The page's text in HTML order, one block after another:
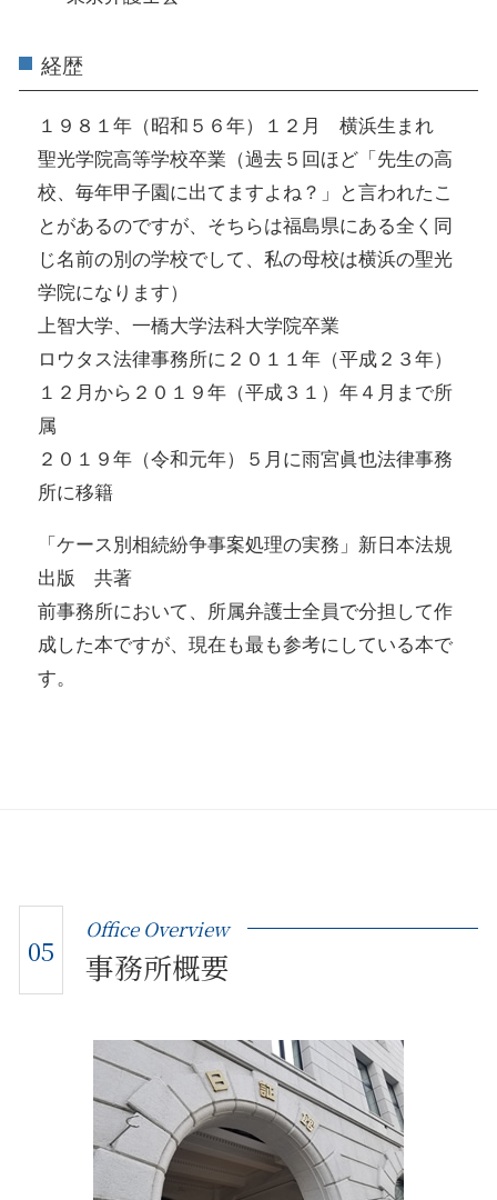
経歴
１９８１年（昭和５６年）１２月 横浜生まれ
聖光学院高等学校卒業（過去５回ほど「先生の高
校、毎年甲子園に出てますよね？」と言われたこ
とがあるのですが、そちらは福島県にある全く同
じ名前の別の学校でして、私の母校は横浜の聖光
学院になります）
上智大学、一橋大学法科大学院卒業
ロウタス法律事務所に２０１１年（平成２３年）
１２月から２０１９年（平成３１）年４月まで所
属
２０１９年（令和元年）５月に雨宮眞也法律事務
所に移籍
「ケース別相続紛争事案処理の実務」新日本法規
出版 共著
前事務所において、所属弁護士全員で分担して作
成した本ですが、現在も最も参考にしている本で
す。
05
Office Overview
事務所概要